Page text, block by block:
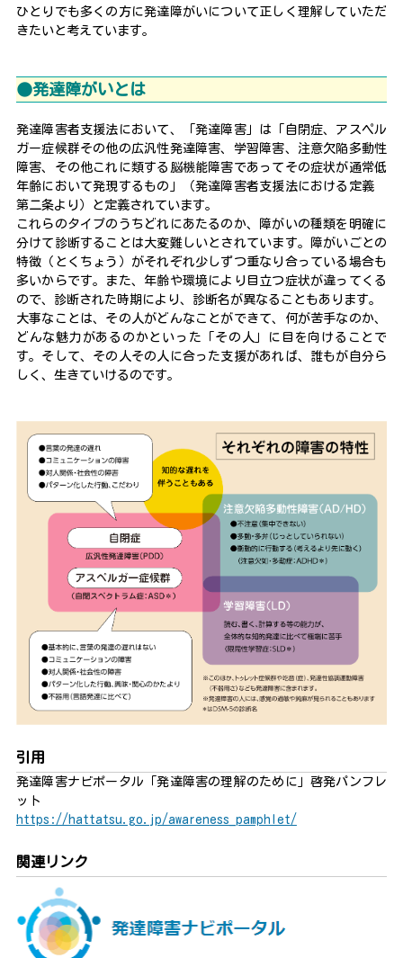
ひとりでも多くの方に発達障がいについて正しく理解していただ
きたいと考えています。
●発達障がいとは
発達障害者支援法において、「発達障害」は「自閉症、アスペル
ガー症候群その他の広汎性発達障害、学習障害、注意欠陥多動性
障害、その他これに類する脳機能障害であってその症状が通常低
年齢において発現するもの」（発達障害者支援法における定義
第二条より）と定義されています。
これらのタイプのうちどれにあたるのか、障がいの種類を明確に
分けて診断することは大変難しいとされています。障がいごとの
特徴（とくちょう）がそれぞれ少しずつ重なり合っている場合も
多いからです。また、年齢や環境により目立つ症状が違ってくる
ので、診断された時期により、診断名が異なることもあります。
大事なことは、その人がどんなことができて、何が苦手なのか、
どんな魅力があるのかといった「その人」に目を向けることで
す。そして、その人その人に合った支援があれば、誰もが自分ら
しく、生きていけるのです。
引用
発達障害ナビポータル「発達障害の理解のために」啓発パンフレ
ット
https://hattatsu.go.jp/awareness_pamphlet/
関連リンク